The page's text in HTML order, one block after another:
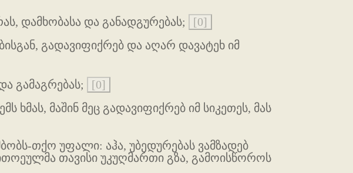
დამხობასა და განადგურებას;
[0]
გადავიფიქრებ და აღარ დავატეხ იმ
გამაგრებას;
[0]
ხმას, მაშინ მეც გადავიფიქრებ იმ სიკეთეს, მას
თქო უფალი: აჰა, უბედურებას ვამზადებ
თავისი უკუღმართი გზა, გამოისწოროს